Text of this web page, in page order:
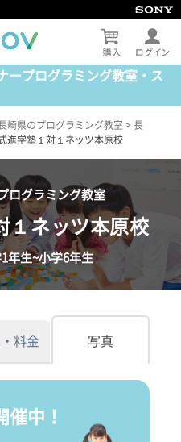
ープログラミング教室・ス
崎県のプログラミング教室 > 長
進学塾１対１ネッツ本原校
ログラミング教室
１ネッツ本原校
年生~小学6年生
料金 写真
催中！